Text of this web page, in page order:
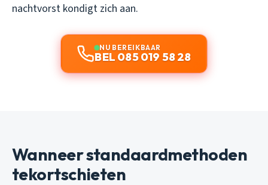
nachtvorst kondigt zich aan.
NU BEREIKBAAR
BEL 085 019 58 28
Wanneer standaardmethoden
tekortschieten